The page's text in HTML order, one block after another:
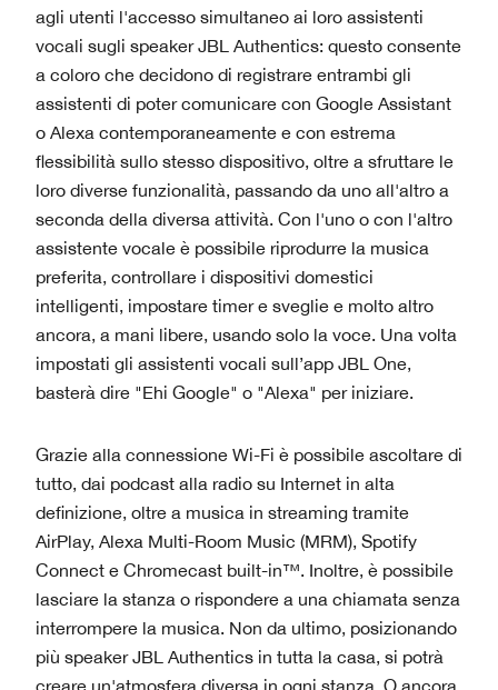
agli utenti l'accesso simultaneo ai loro assistenti
vocali sugli speaker JBL Authentics: questo consente
a coloro che decidono di registrare entrambi gli
assistenti di poter comunicare con Google Assistant
o Alexa contemporaneamente e con estrema
flessibilità sullo stesso dispositivo, oltre a sfruttare le
loro diverse funzionalità, passando da uno all'altro a
seconda della diversa attività. Con l'uno o con l'altro
assistente vocale è possibile riprodurre la musica
preferita, controllare i dispositivi domestici
intelligenti, impostare timer e sveglie e molto altro
ancora, a mani libere, usando solo la voce. Una volta
impostati gli assistenti vocali sull’app JBL One,
basterà dire "Ehi Google" o "Alexa" per iniziare.
Grazie alla connessione Wi-Fi è possibile ascoltare di
tutto, dai podcast alla radio su Internet in alta
definizione, oltre a musica in streaming tramite
AirPlay, Alexa Multi-Room Music (MRM), Spotify
Connect e Chromecast built-in™. Inoltre, è possibile
lasciare la stanza o rispondere a una chiamata senza
interrompere la musica. Non da ultimo, posizionando
più speaker JBL Authentics in tutta la casa, si potrà
creare un'atmosfera diversa in ogni stanza. O ancora,